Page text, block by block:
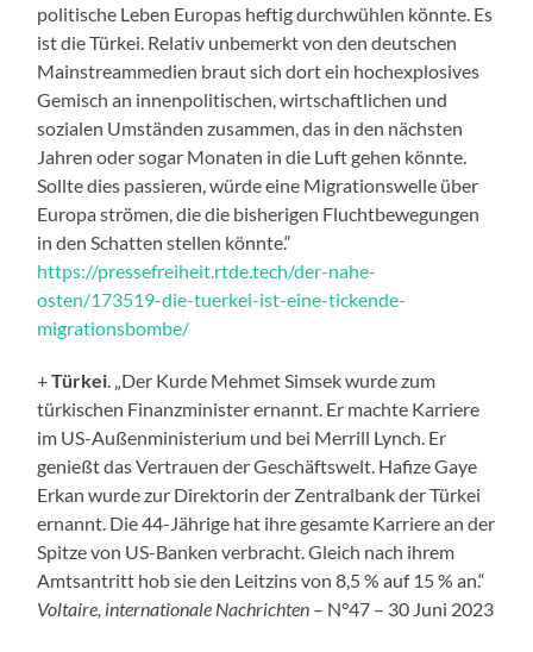
politische Leben Europas heftig durchwühlen könnte. Es
ist die Türkei. Relativ unbemerkt von den deutschen
Mainstreammedien braut sich dort ein hochexplosives
Gemisch an innenpolitischen, wirtschaftlichen und
sozialen Umständen zusammen, das in den nächsten
Jahren oder sogar Monaten in die Luft gehen könnte.
Sollte dies passieren, würde eine Migrationswelle über
Europa strömen, die die bisherigen Fluchtbewegungen
in den Schatten stellen könnte.“
https://pressefreiheit.rtde.tech/der-nahe-
osten/173519-die-tuerkei-ist-eine-tickende-
migrationsbombe/
+Türkei . „Der Kurde Mehmet Simsek wurde zum
türkischen Finanzminister ernannt. Er machte Karriere
im US-Außenministerium und bei Merrill Lynch. Er
genießt das Vertrauen der Geschäftswelt. Hafize Gaye
Erkan wurde zur Direktorin der Zentralbank der Türkei
ernannt. Die 44-Jährige hat ihre gesamte Karriere an der
Spitze von US-Banken verbracht. Gleich nach ihrem
Amtsantritt hob sie den Leitzins von 8,5 % auf 15 % an.“
Voltaire, internationale Nachrichten – N°47 – 30 Juni 2023